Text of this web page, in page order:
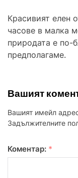
Красивият елен
часове в малка
природата е по-
предполагаме.
Вашият
Вашият имейл
Задължителните
Коментар: *